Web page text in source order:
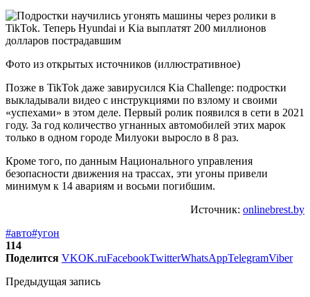
Фото из открытых источников (иллюстративное)
Позже в TikTok даже завирусился Kia Challenge: подростки
выкладывали видео с инструкциями по взлому и своими
«успехами» в этом деле. Первый ролик появился в сети в 2021
году. За год количество угнанных автомобилей этих марок
только в одном городе Милуоки выросло в 8 раз.
Кроме того, по данным Национального управления
безопасности движения на трассах, эти угоны привели
минимум к 14 авариям и восьми погибшим.
Источник: onlinebrest.by
#авто#угон
114
Поделится VKOK.ruFacebookTwitterWhatsAppTelegramViber
Предыдущая запись